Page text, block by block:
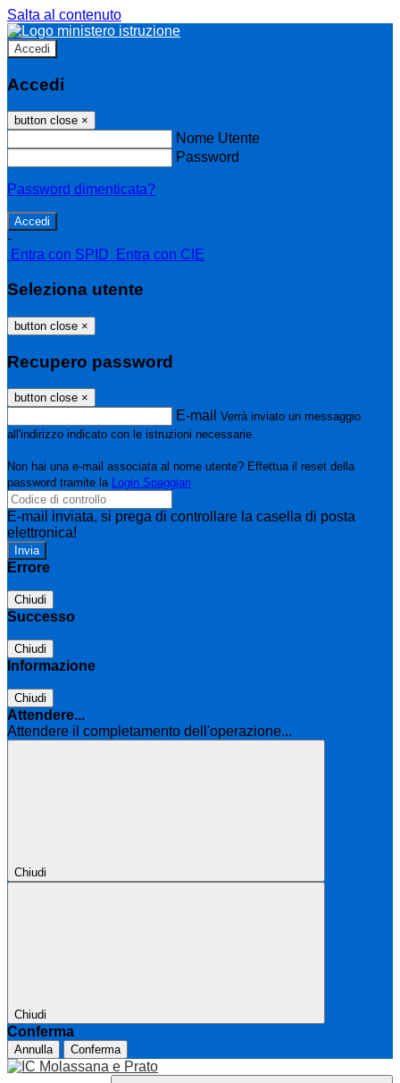
Salta al contenuto
Accedi
Accedi
button close ×
Nome Utente
Password
Password dimenticata?
-
Entra con SPID
Entra con CIE
Seleziona utente
button close ×
Recupero password
button close ×
E-mail Verrà inviato un messaggio
all'indirizzo indicato con le istruzioni necessarie.
Non hai una e-mail associata al nome utente? Effettua il reset della
password tramite la Login Spaggiari
E-mail inviata, si prega di controllare la casella di posta
elettronica!
Errore
Chiudi
Successo
Chiudi
Informazione
Chiudi
Attendere...
Attendere il completamento dell'operazione...
Chiudi
Chiudi
Conferma
Annulla Conferma